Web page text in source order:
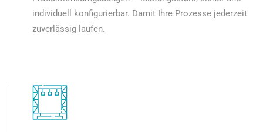
individuell konfigurierbar. Damit Ihre Prozesse jederzeit
zuverlässig laufen.